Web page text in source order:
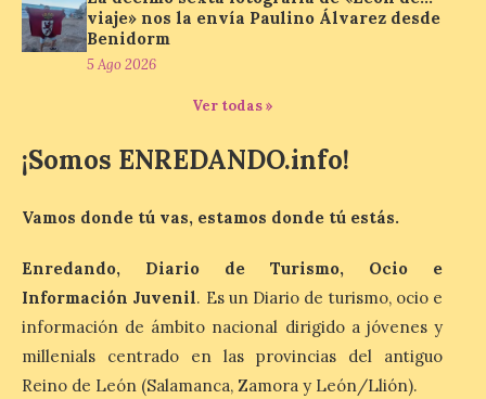
Última llamada: Eclipse
Dónde alojarse y a qué
7 Ago 2026
económica (116€/noche),
pero también una de las
más agotadas: solo un 4%
Zamora, Palencia y Álava son las
provincias con menos margen: apenas un
1% de los alojamientos siguen libres para
esas […]
viaje» nos la envía Paulino Álvarez desde
Benidorm
5 Ago 2026
Ver todas »
¡Somos ENREDANDO.info!
Vamos donde tú vas, estamos donde tú estás.
Enredando, Diario de Turismo, Ocio e
Información Juvenil. Es un Diario de turismo, ocio e
información de ámbito nacional dirigido a jóvenes y
millenials centrado en las provincias del antiguo
Reino de León (Salamanca, Zamora y León/Llión).